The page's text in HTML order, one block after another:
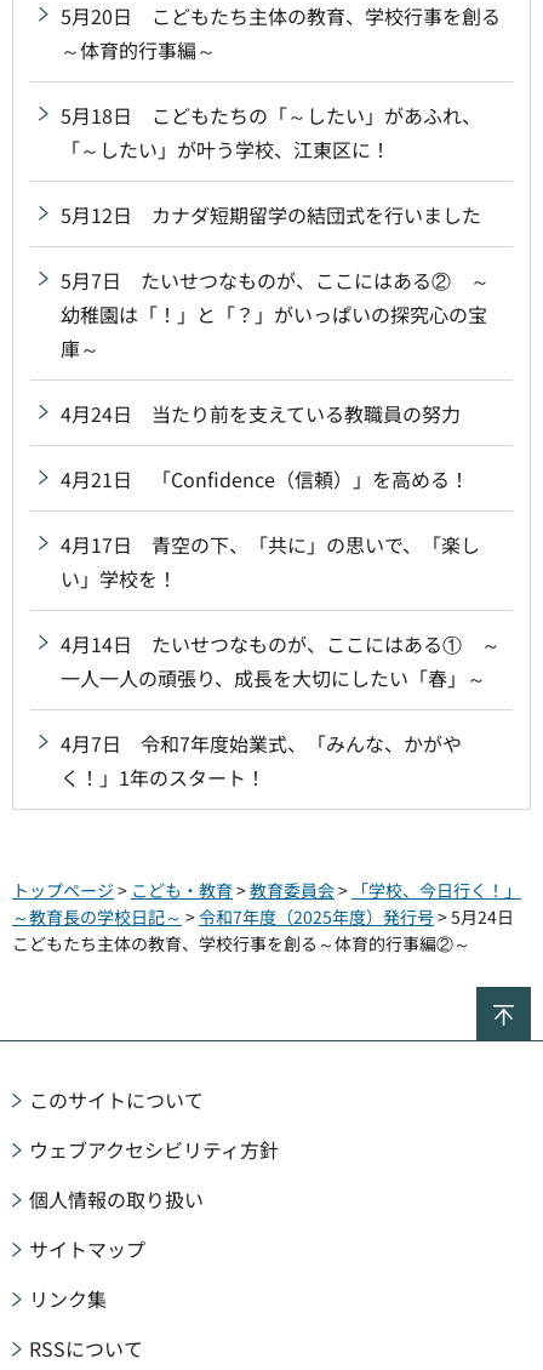
5月20日 こどもたち主体の教育、学校行事を創る
～体育的行事編～
5月18日 こどもたちの「～したい」があふれ、
「～したい」が叶う学校、江東区に！
5月12日 カナダ短期留学の結団式を行いました
5月7日 たいせつなものが、ここにはある② ～
幼稚園は「！」と「？」がいっぱいの探究心の宝
庫～
4月24日 当たり前を支えている教職員の努力
4月21日 「Confidence（信頼）」を高める！
4月17日 青空の下、「共に」の思いで、「楽し
い」学校を！
4月14日 たいせつなものが、ここにはある① ～
一人一人の頑張り、成長を大切にしたい「春」～
4月7日 令和7年度始業式、「みんな、かがや
く！」1年のスタート！
トップページ > こども・教育>教育委員会> 「学校、今日行く！」
～教育長の学校日記～ >令和7年度（2025年度）発行号> 5月24日
こどもたち主体の教育、学校行事を創る～体育的行事編②～
このサイトについて
ウェブアクセシビリティ方針
個人情報の取り扱い
サイトマップ
リンク集
RSSについて